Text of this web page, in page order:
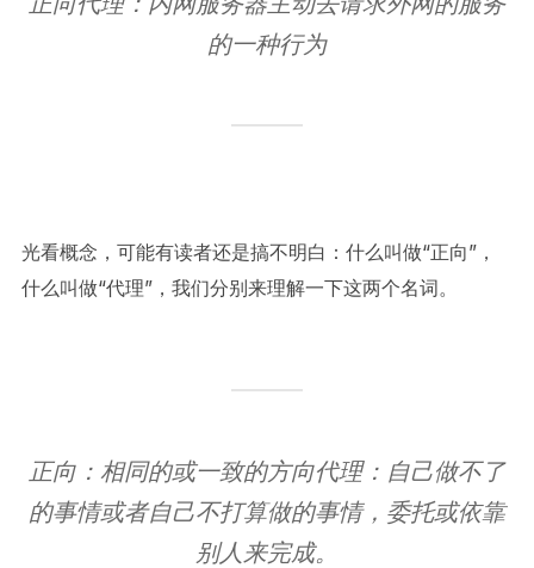
的一种行为
光看概念，可能有读者还是搞不明白：什么叫做“正向”，
什么叫做“代理”，我们分别来理解一下这两个名词。
正向：相同的或一致的方向代理：自己做不了
的事情或者自己不打算做的事情，委托或依靠
别人来完成。